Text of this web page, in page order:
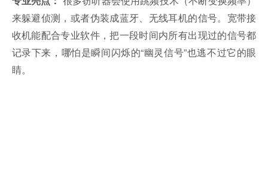
来躲避侦测，或者伪装成蓝牙、无线耳机的信号。宽带接
收机能配合专业软件，把一段时间内所有出现过的信号都
记录下来，哪怕是瞬间闪烁的“幽灵信号”也逃不过它的眼
睛。